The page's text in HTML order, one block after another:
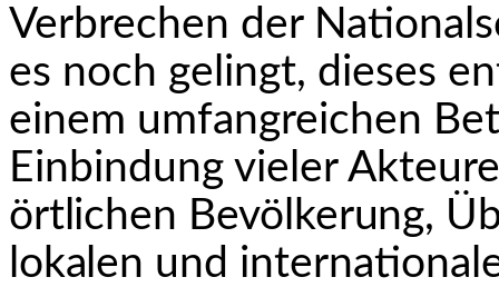
Verbrechen der
es noch gelingt, dieses
einem umfangreichen
Einbindung vieler
örtlichen Bevölkerung,
lokalen und